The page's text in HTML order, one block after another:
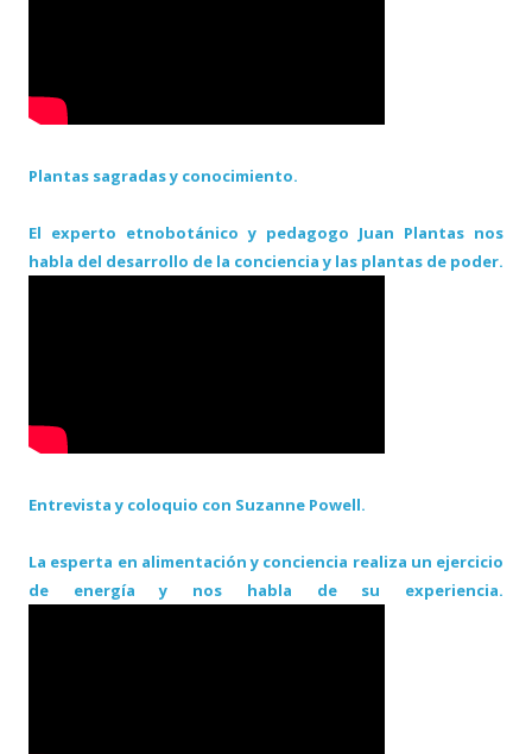
Plantas sagradas y conocimiento.
El experto etnobotánico y pedagogo Juan Plantas nos
habla del desarrollo de la conciencia y las plantas de poder.
Entrevista y coloquio con Suzanne Powell.
La esperta en alimentación y conciencia realiza un ejercicio
de energía y nos habla de su experiencia.